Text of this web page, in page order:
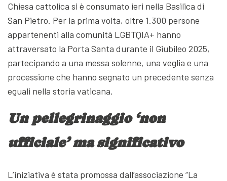
Chiesa cattolica si è consumato ieri nella Basilica di
San Pietro. Per la prima volta, oltre 1.300 persone
appartenenti alla comunità LGBTQIA+ hanno
attraversato la Porta Santa durante il Giubileo 2025,
partecipando a una messa solenne, una veglia e una
processione che hanno segnato un precedente senza
eguali nella storia vaticana.
Un pellegrinaggio ‘non
ufficiale’ ma significativo
L’iniziativa è stata promossa dall’associazione “La